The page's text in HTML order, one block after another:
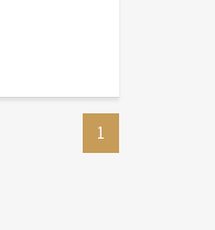
1